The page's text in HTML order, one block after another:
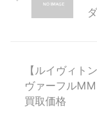
【ルイヴィト
ヴァーフル
買取価格